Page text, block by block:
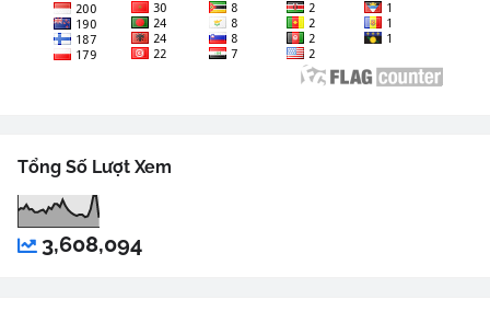
Tổng Số Lượt Xem
3,608,094